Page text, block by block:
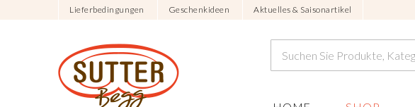
Lieferbedingungen Geschenkideen Aktuelles & Saisonartikel